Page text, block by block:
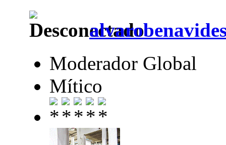
Moderador Global
Mítico